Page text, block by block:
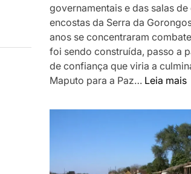
governamentais e das salas
encostas da Serra da
anos se concentraram
foi sendo construída, passo a
de confiança que viria a
Maputo para a Paz… Leia mais: